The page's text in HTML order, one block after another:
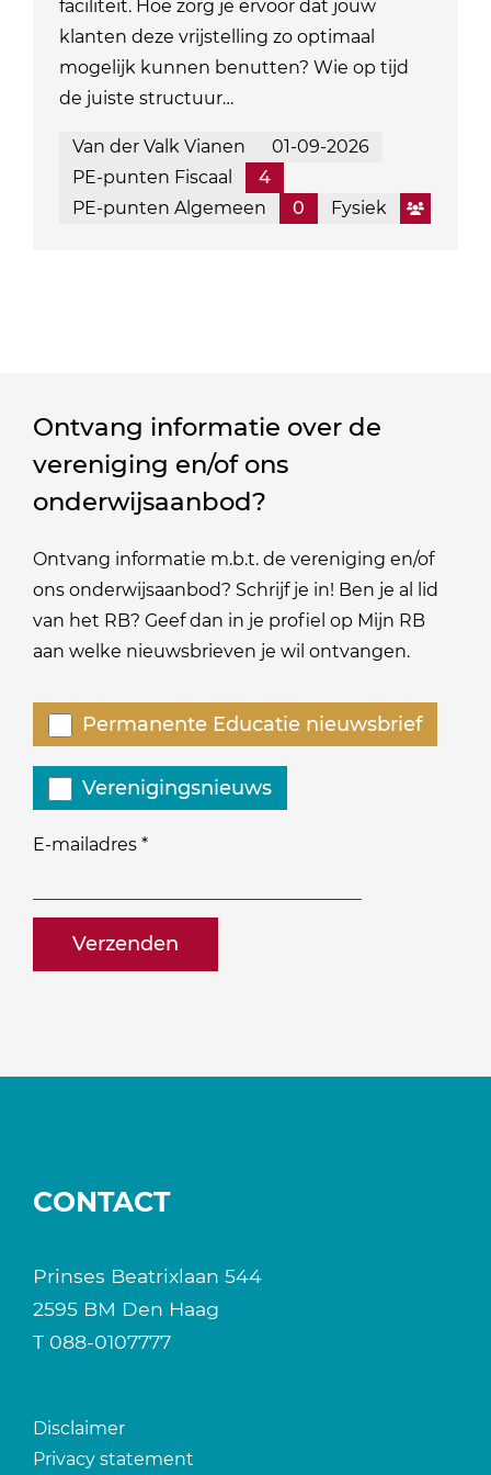
faciliteit. Hoe zorg je ervoor dat jouw
klanten deze vrijstelling zo optimaal
mogelijk kunnen benutten? Wie op tijd
de juiste structuur…
Van der Valk Vianen
01-09-2026
PE-punten Fiscaal
4
PE-punten Algemeen
0 Fysiek
Ontvang informatie over de
vereniging en/of ons
onderwijsaanbod?
Ontvang informatie m.b.t. de vereniging en/of
ons onderwijsaanbod? Schrijf je in! Ben je al lid
van het RB? Geef dan in je profiel op Mijn RB
aan welke nieuwsbrieven je wil ontvangen.
E-mailadres *
naam@bedrijf.nl
Welke
nieuwsbrieven
zou
je
willen
Permanente Educatie nieuwsbrief
Verenigingsnieuws
CONTACT
Prinses Beatrixlaan 544
2595 BM Den Haag
T 088-0107777
Disclaimer
Privacy statement